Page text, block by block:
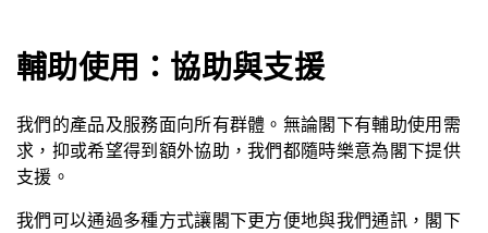
輔助使用：協助與支援
我們的產品及服務面向所有群體。無論閣下有輔助使用需
求，抑或希望得到額外協助，我們都隨時樂意為閣下提供
支援。
我們可以通過多種方式讓閣下更方便地與我們通訊，閣下